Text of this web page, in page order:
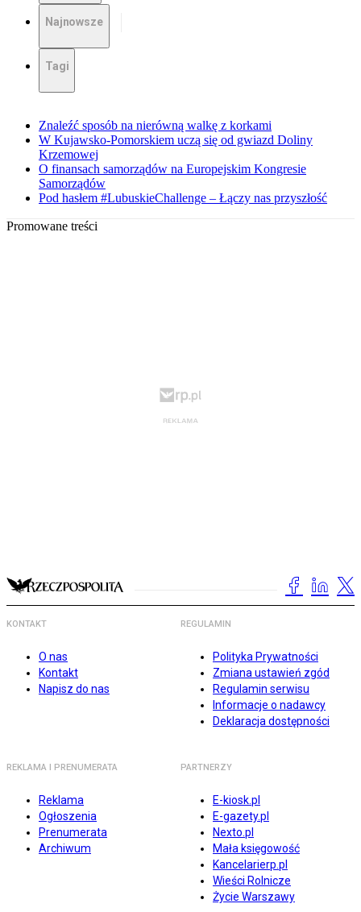
Najnowsze
Tagi
Znaleźć sposób na nierówną walkę z korkami
W Kujawsko-Pomorskiem uczą się od gwiazd Doliny
Krzemowej
O finansach samorządów na Europejskim Kongresie
Samorządów
Pod hasłem #LubuskieChallenge – Łączy nas przyszłość
Promowane treści
KONTAKT
O nas
Kontakt
Napisz do nas
REGULAMIN
Polityka Prywatności
Zmiana ustawień zgód
Regulamin serwisu
Informacje o nadawcy
Deklaracja dostępności
REKLAMA I PRENUMERATA
Reklama
Ogłoszenia
Prenumerata
Archiwum
PARTNERZY
E-kiosk.pl
E-gazety.pl
Nexto.pl
Mała księgowość
Kancelarierp.pl
Wieści Rolnicze
Życie Warszawy